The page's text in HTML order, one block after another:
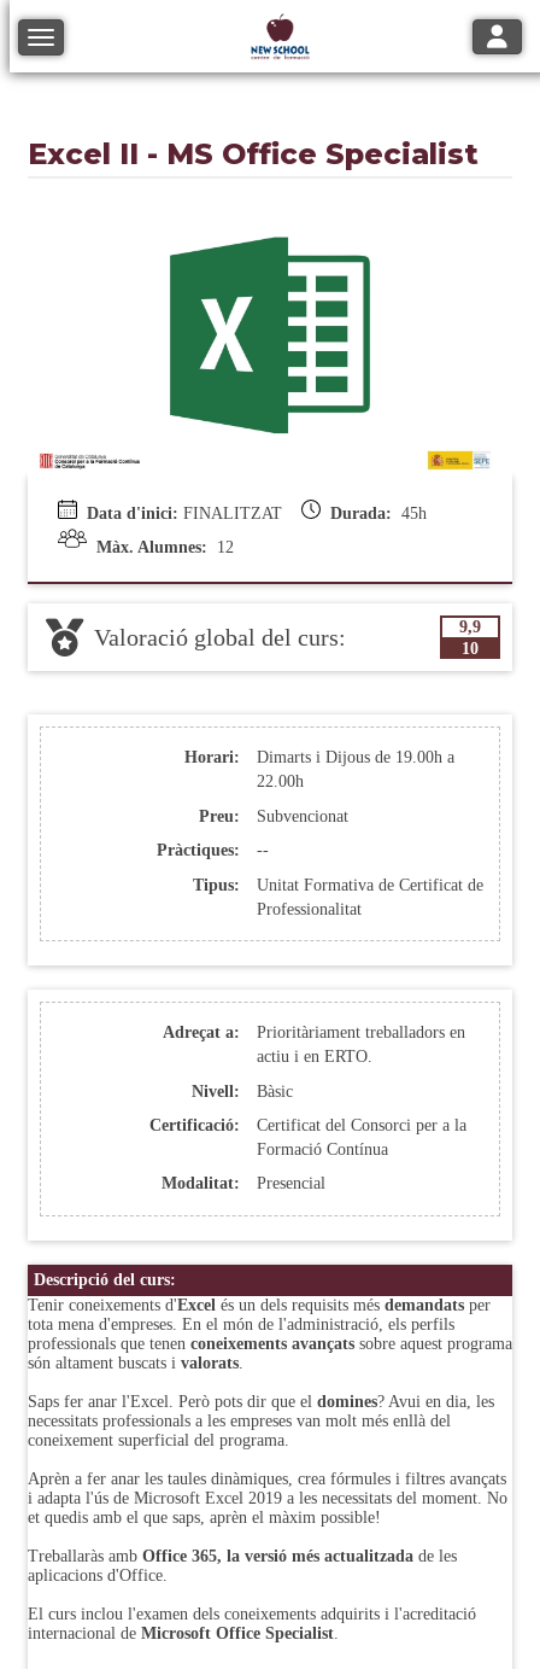
Toggle navigation
Excel II - MS Office Specialist
Data d'inici: FINALITZAT Durada: 45h
Màx. Alumnes: 12
Valoració global del curs:
9,9
10
Horari:
Dimarts i Dijous de 19.00h a
22.00h
Preu:
Subvencionat
Pràctiques:
--
Tipus:
Unitat Formativa de Certificat de
Professionalitat
Adreçat a:
Prioritàriament treballadors en
actiu i en ERTO.
Nivell:
Bàsic
Certificació:
Certificat del Consorci per a la
Formació Contínua
Modalitat:
Presencial
Descripció del curs:
Tenir coneixements d'Excel és un dels requisits més demandats per
tota mena d'empreses. En el món de l'administració, els perfils
professionals que tenen coneixements avançats sobre aquest programa
són altament buscats i valorats
Saps fer anar l'Excel. Però pots dir que el domines? Avui en dia, les
necessitats professionals a les empreses van molt més enllà del
coneixement superficial del programa.
Aprèn a fer anar les taules dinàmiques, crea fórmules i filtres avançats
i adapta l'ús de Microsoft Excel 2019 a les necessitats del moment. No
et quedis amb el que saps, aprèn el màxim possible!
Treballaràs amb Office 365, la versió més actualitzada de les
aplicacions d'Office.
El curs inclou l'examen dels coneixements adquirits i l'acreditació
internacional de Microsoft Office Specialist